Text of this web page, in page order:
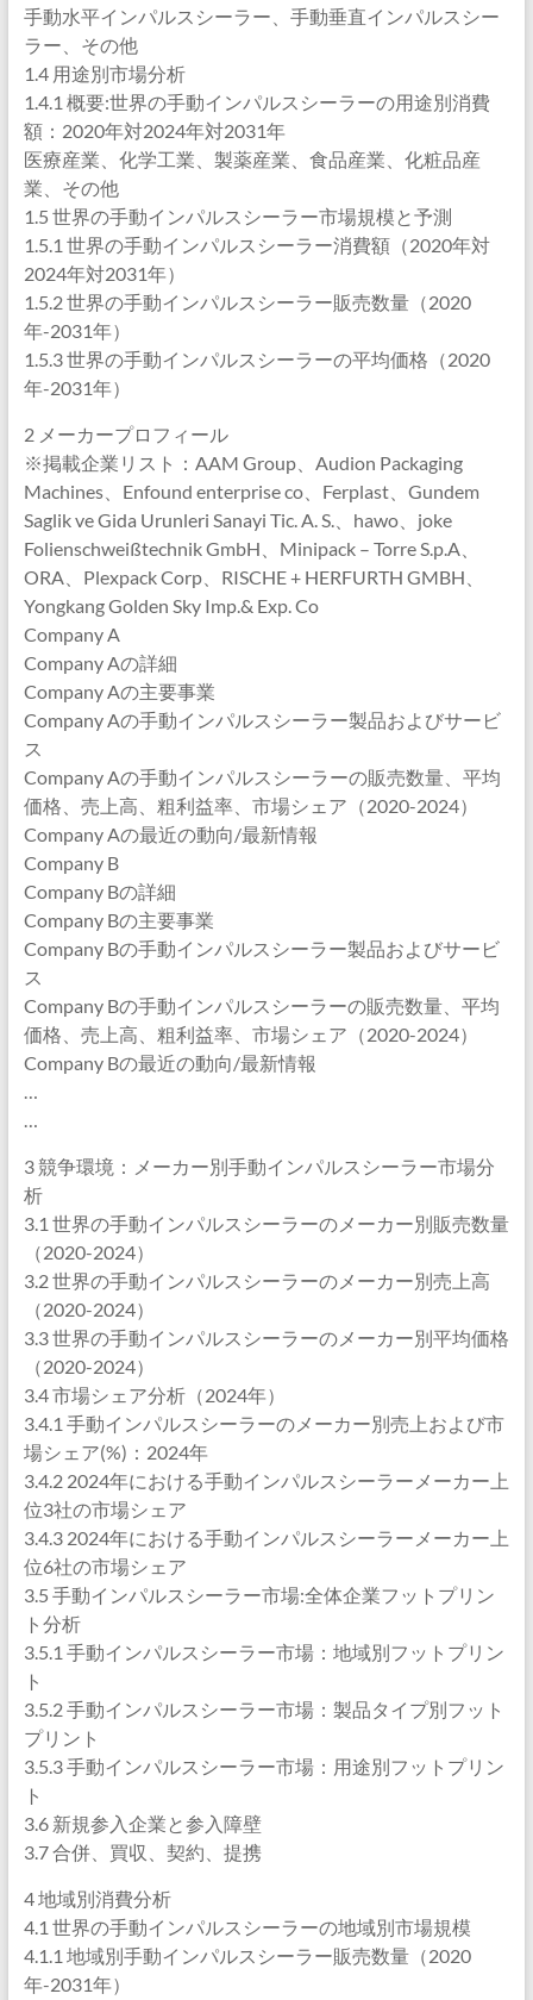
手動水平インパルスシーラー、手動垂直インパルスシー
ラー、その他
1.4 用途別市場分析
1.4.1 概要:世界の手動インパルスシーラーの用途別消費
額：2020年対2024年対2031年
医療産業、化学工業、製薬産業、食品産業、化粧品産
業、その他
1.5 世界の手動インパルスシーラー市場規模と予測
1.5.1 世界の手動インパルスシーラー消費額（2020年対
2024年対2031年）
1.5.2 世界の手動インパルスシーラー販売数量（2020
年-2031年）
1.5.3 世界の手動インパルスシーラーの平均価格（2020
年-2031年）
2 メーカープロフィール
※掲載企業リスト：AAM Group、Audion Packaging
Machines、Enfound enterprise co、Ferplast、Gundem
Saglik ve Gida Urunleri Sanayi Tic. A. S.、hawo、joke
Folienschweißtechnik GmbH、Minipack – Torre S.p.A、
ORA、Plexpack Corp、RISCHE + HERFURTH GMBH、
Yongkang Golden Sky Imp.& Exp. Co
Company A
Company Aの詳細
Company Aの主要事業
Company Aの手動インパルスシーラー製品およびサービ
ス
Company Aの手動インパルスシーラーの販売数量、平均
価格、売上高、粗利益率、市場シェア（2020-2024）
Company Aの最近の動向/最新情報
Company B
Company Bの詳細
Company Bの主要事業
Company Bの手動インパルスシーラー製品およびサービ
ス
Company Bの手動インパルスシーラーの販売数量、平均
価格、売上高、粗利益率、市場シェア（2020-2024）
Company Bの最近の動向/最新情報
…
…
3 競争環境：メーカー別手動インパルスシーラー市場分
析
3.1 世界の手動インパルスシーラーのメーカー別販売数量
（2020-2024）
3.2 世界の手動インパルスシーラーのメーカー別売上高
（2020-2024）
3.3 世界の手動インパルスシーラーのメーカー別平均価格
（2020-2024）
3.4 市場シェア分析（2024年）
3.4.1 手動インパルスシーラーのメーカー別売上および市
場シェア(%)：2024年
3.4.2 2024年における手動インパルスシーラーメーカー上
位3社の市場シェア
3.4.3 2024年における手動インパルスシーラーメーカー上
位6社の市場シェア
3.5 手動インパルスシーラー市場:全体企業フットプリン
ト分析
3.5.1 手動インパルスシーラー市場：地域別フットプリン
ト
3.5.2 手動インパルスシーラー市場：製品タイプ別フット
プリント
3.5.3 手動インパルスシーラー市場：用途別フットプリン
ト
3.6 新規参入企業と参入障壁
3.7 合併、買収、契約、提携
4 地域別消費分析
4.1 世界の手動インパルスシーラーの地域別市場規模
4.1.1 地域別手動インパルスシーラー販売数量（2020
年-2031年）